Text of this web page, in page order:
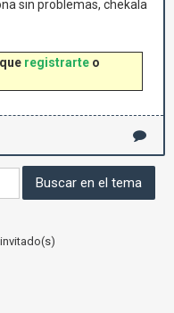
sin problemas, chekala
registrarte o